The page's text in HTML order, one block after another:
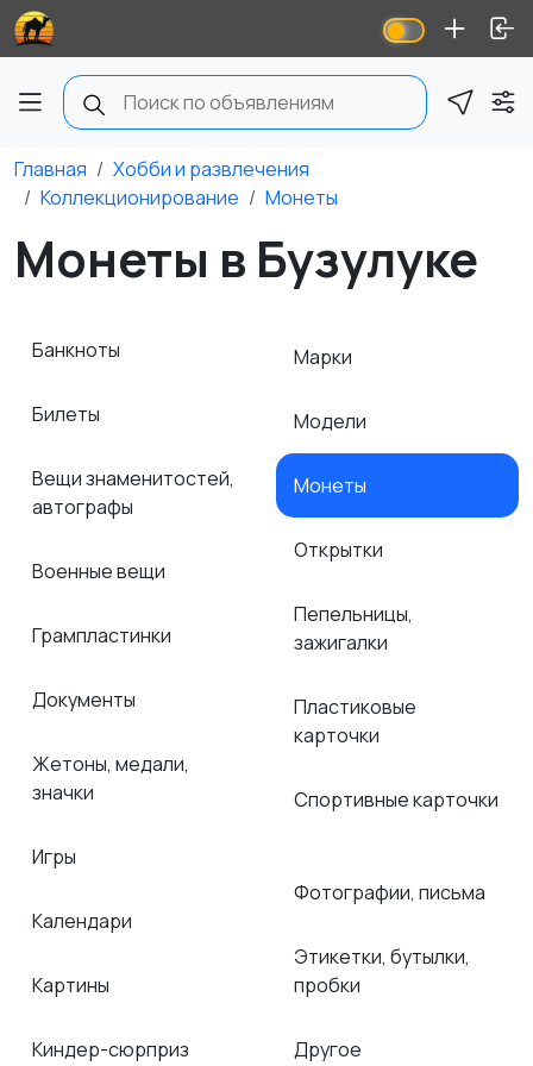
Главная
Хобби и развлечения
Коллекционирование
Монеты
Монеты в Бузулуке
Банкноты
Билеты
Вещи знаменитостей,
автографы
Военные вещи
Грампластинки
Документы
Жетоны, медали,
значки
Игры
Календари
Картины
Киндер-сюрприз
Марки
Модели
Монеты
Открытки
Пепельницы,
зажигалки
Пластиковые
карточки
Спортивные карточки
Фотографии, письма
Этикетки, бутылки,
пробки
Другое